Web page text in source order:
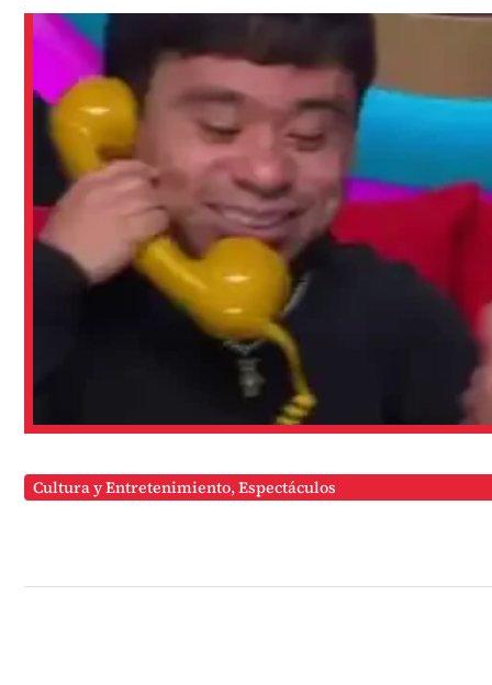
Cultura y Entretenimiento,Espectáculos